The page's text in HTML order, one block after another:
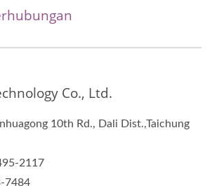
Co., Ltd.
10th Rd., Dali Dist.,Taichung
2117
7484